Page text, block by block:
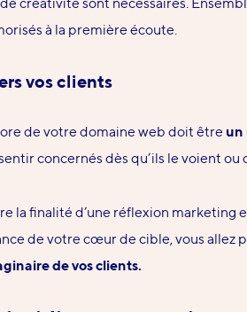
à la première écoute.
vos clients
de votre domaine web doit être un
concernés dès qu’ils le voient ou
la finalité d’une réflexion marketing
de votre cœur de cible, vous allez
de vos clients.